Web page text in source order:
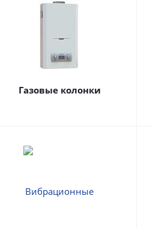
Газовые колонки